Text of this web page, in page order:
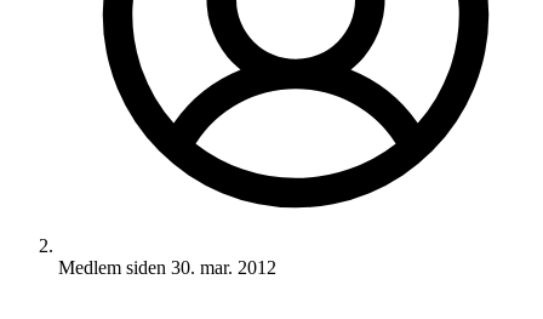
Medlem siden 30. mar. 2012